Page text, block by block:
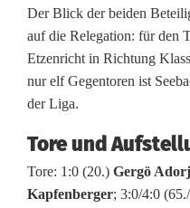
K
a
n
e
r
Der Blick der beiden
auf die Relegation: für den
Etzenricht in Richtung
nur elf Gegentoren ist
der Liga.
Tore und
Tore: 1:0 (20.) Gergö
Kapfenberger; 3:0/4:0